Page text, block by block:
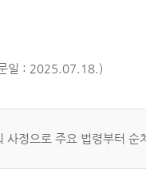
일 : 2025.07.18.)
정으로 주요 법령부터 순